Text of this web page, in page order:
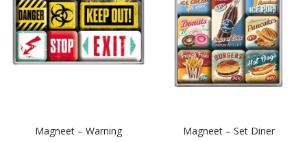
Magneet – Warning Magneet – Set Diner